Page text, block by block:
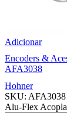
Adicionar
Encoders &
AFA3038
Hohner
SKU: AFA3038
Alu-Flex